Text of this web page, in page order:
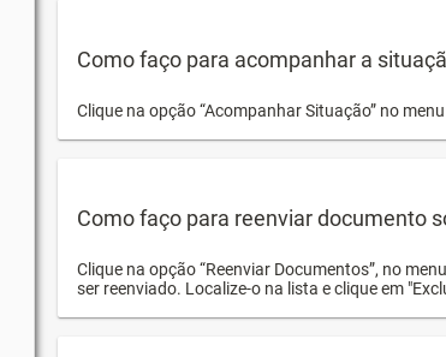
Como faço para acompanhar a
Clique na opção “Acompanhar Situação” no
Como faço para reenviar documento
Clique na opção “Reenviar Documentos”, no
ser reenviado. Localize-o na lista e clique em